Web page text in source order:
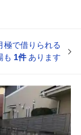
極で借りられる
も 1件あります